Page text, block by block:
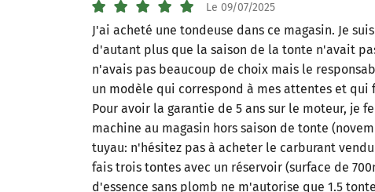
Le 09/07/2025
J'ai acheté une tondeuse dans ce magasin. Je
d'autant plus que la saison de la tonte n'avait
n'avais pas beaucoup de choix mais le
un modèle qui correspond à mes attentes et
Pour avoir la garantie de 5 ans sur le moteur, je
machine au magasin hors saison de tonte
tuyau: n'hésitez pas à acheter le carburant
fais trois tontes avec un réservoir (surface de
d'essence sans plomb ne m'autorise que 1.5